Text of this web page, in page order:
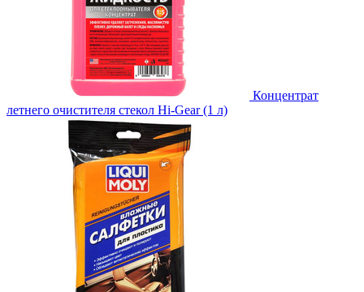
Концентрат
летнего очистителя стекол Hi-Gear (1 л)